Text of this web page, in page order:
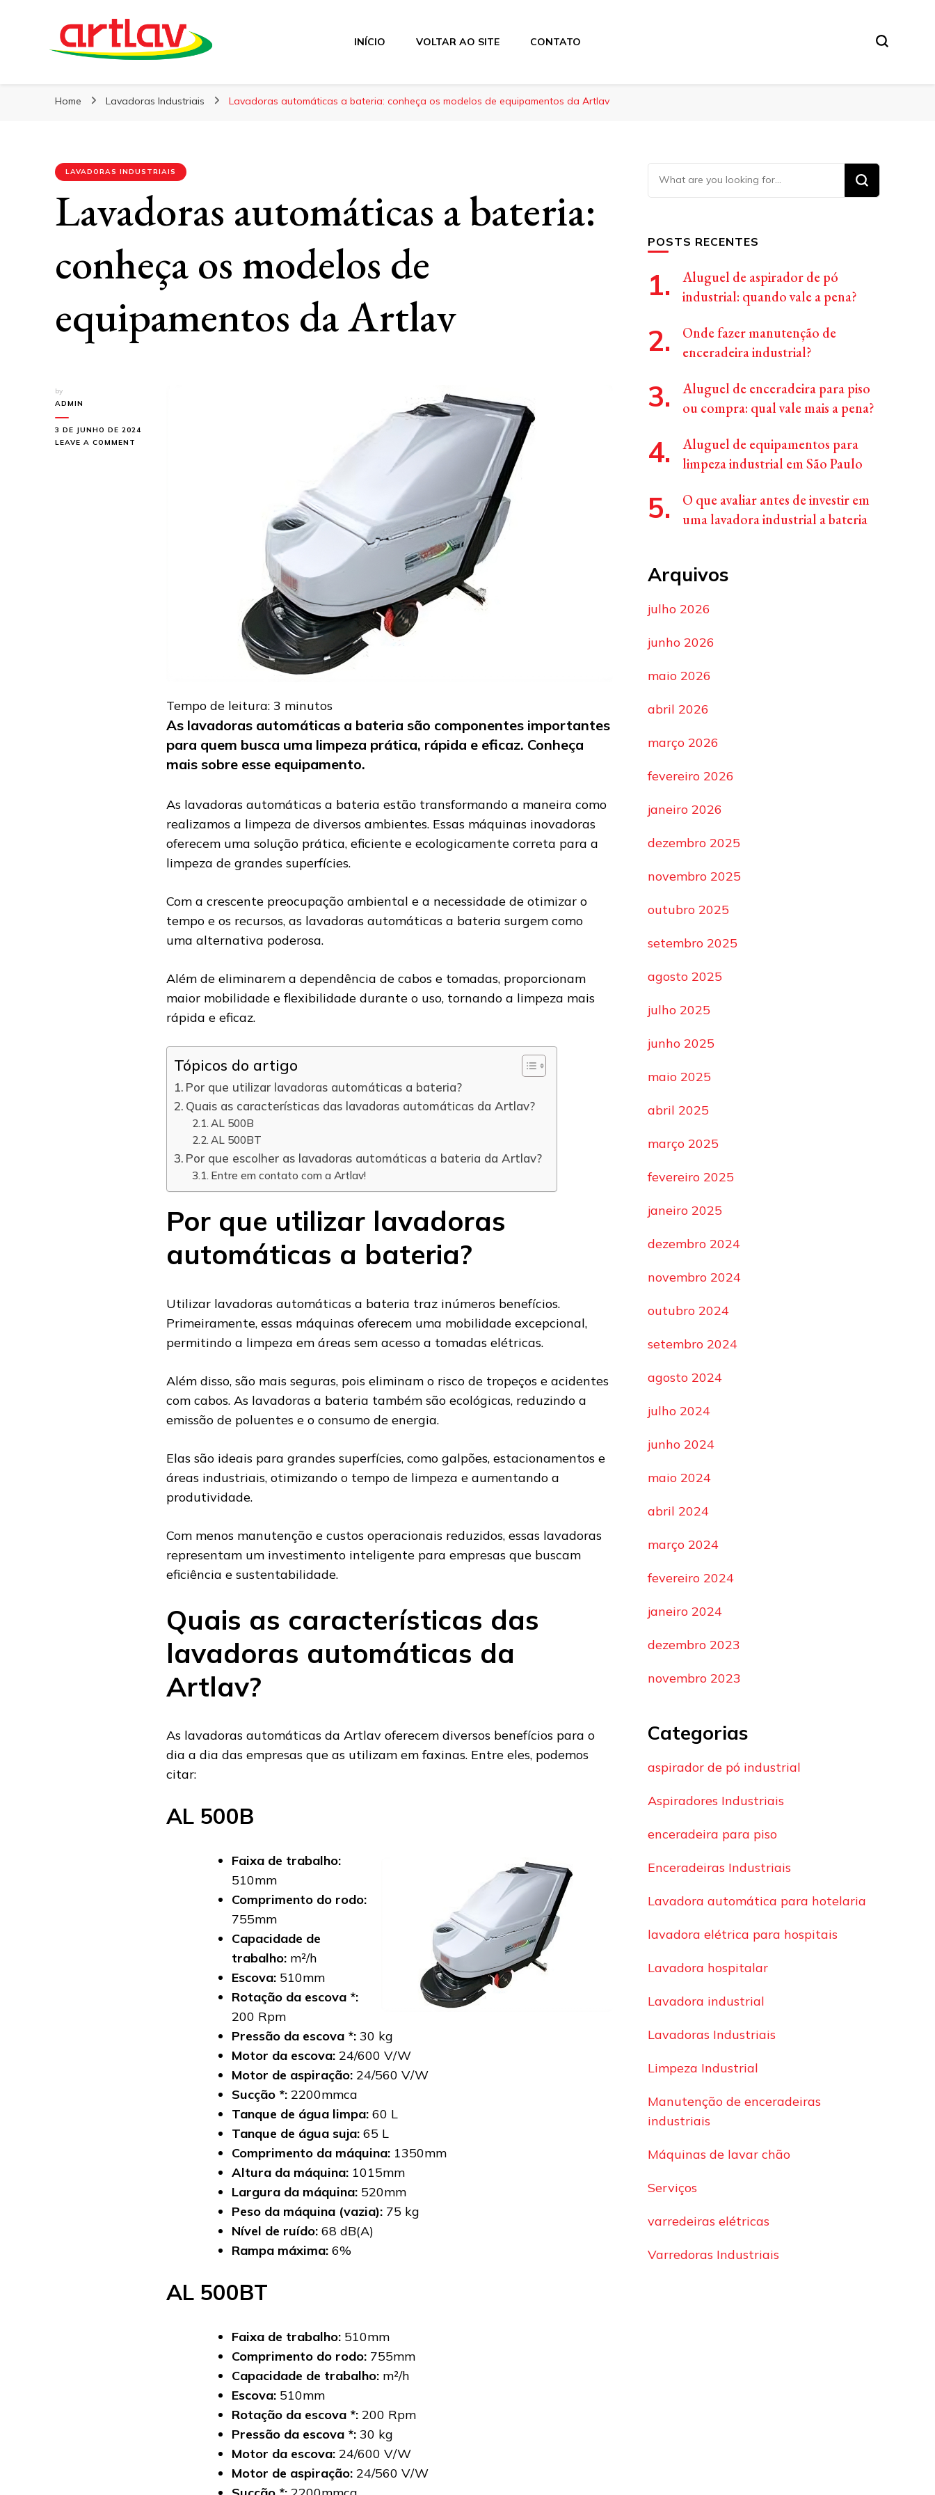
Blog
INÍCIO VOLTAR AO SITE CONTATO
Home Lavadoras Industriais Lavadoras automáticas a bateria: conheça os modelos de equipamentos da Artlav
LAVADORAS INDUSTRIAIS
Lavadoras automáticas a bateria:
conheça os modelos de
equipamentos da Artlav
by
ADMIN
3 DE JUNHO DE 2024
LEAVE A COMMENT
Tempo de leitura: 3 minutos
As lavadoras automáticas a bateria são componentes importantes
para quem busca uma limpeza prática, rápida e eficaz. Conheça
mais sobre esse equipamento.
As lavadoras automáticas a bateria estão transformando a maneira como
realizamos a limpeza de diversos ambientes. Essas máquinas inovadoras
oferecem uma solução prática, eficiente e ecologicamente correta para a
limpeza de grandes superfícies.
Com a crescente preocupação ambiental e a necessidade de otimizar o
tempo e os recursos, as lavadoras automáticas a bateria surgem como
uma alternativa poderosa.
Além de eliminarem a dependência de cabos e tomadas, proporcionam
maior mobilidade e flexibilidade durante o uso, tornando a limpeza mais
rápida e eficaz.
Tópicos do artigo
Por que utilizar lavadoras automáticas a bateria?
Quais as características das lavadoras automáticas da Artlav?
AL 500B
AL 500BT
Por que escolher as lavadoras automáticas a bateria da Artlav?
Entre em contato com a Artlav!
Por que utilizar lavadoras
automáticas a bateria?
Utilizar lavadoras automáticas a bateria traz inúmeros benefícios.
Primeiramente, essas máquinas oferecem uma mobilidade excepcional,
permitindo a limpeza em áreas sem acesso a tomadas elétricas.
Além disso, são mais seguras, pois eliminam o risco de tropeços e acidentes
com cabos. As lavadoras a bateria também são ecológicas, reduzindo a
emissão de poluentes e o consumo de energia.
Elas são ideais para grandes superfícies, como galpões, estacionamentos e
áreas industriais, otimizando o tempo de limpeza e aumentando a
produtividade.
Com menos manutenção e custos operacionais reduzidos, essas lavadoras
representam um investimento inteligente para empresas que buscam
eficiência e sustentabilidade.
Quais as características das
lavadoras automáticas da
Artlav?
As lavadoras automáticas da Artlav oferecem diversos benefícios para o
dia a dia das empresas que as utilizam em faxinas. Entre eles, podemos
citar:
AL 500B
Faixa de trabalho:
510mm
Comprimento do rodo:
755mm
Capacidade de
trabalho: m²/h
Escova: 510mm
Rotação da escova *:
200 Rpm
Pressão da escova *: 30 kg
Motor da escova: 24/600 V/W
Motor de aspiração: 24/560 V/W
Sucção *: 2200mmca
Tanque de água limpa: 60 L
Tanque de água suja: 65 L
Comprimento da máquina: 1350mm
Altura da máquina: 1015mm
Largura da máquina: 520mm
Peso da máquina (vazia): 75 kg
Nível de ruído: 68 dB(A)
Rampa máxima: 6%
AL 500BT
Faixa de trabalho: 510mm
Comprimento do rodo: 755mm
Capacidade de trabalho: m²/h
Escova: 510mm
Rotação da escova *: 200 Rpm
Pressão da escova *: 30 kg
Motor da escova: 24/600 V/W
Motor de aspiração: 24/560 V/W
Looking
for
POSTS RECENTES
Aluguel de aspirador de pó
industrial: quando vale a pena?
Onde fazer manutenção de
enceradeira industrial?
Aluguel de enceradeira para piso
ou compra: qual vale mais a pena?
Aluguel de equipamentos para
limpeza industrial em São Paulo
O que avaliar antes de investir em
uma lavadora industrial a bateria
Arquivos
julho 2026
junho 2026
maio 2026
abril 2026
março 2026
fevereiro 2026
janeiro 2026
dezembro 2025
novembro 2025
outubro 2025
setembro 2025
agosto 2025
julho 2025
junho 2025
maio 2025
abril 2025
março 2025
fevereiro 2025
janeiro 2025
dezembro 2024
novembro 2024
outubro 2024
setembro 2024
agosto 2024
julho 2024
junho 2024
maio 2024
abril 2024
março 2024
fevereiro 2024
janeiro 2024
dezembro 2023
novembro 2023
Categorias
aspirador de pó industrial
Aspiradores Industriais
enceradeira para piso
Enceradeiras Industriais
Lavadora automática para hotelaria
lavadora elétrica para hospitais
Lavadora hospitalar
Lavadora industrial
Lavadoras Industriais
Limpeza Industrial
Manutenção de enceradeiras
industriais
Máquinas de lavar chão
Serviços
varredeiras elétricas
Varredoras Industriais